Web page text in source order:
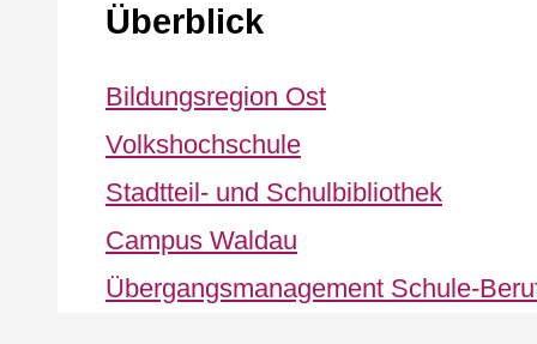
Überblick
Bildungsregion Ost
Volkshochschule
Stadtteil- und Schulbibliothek
Campus Waldau
Übergangsmanagement